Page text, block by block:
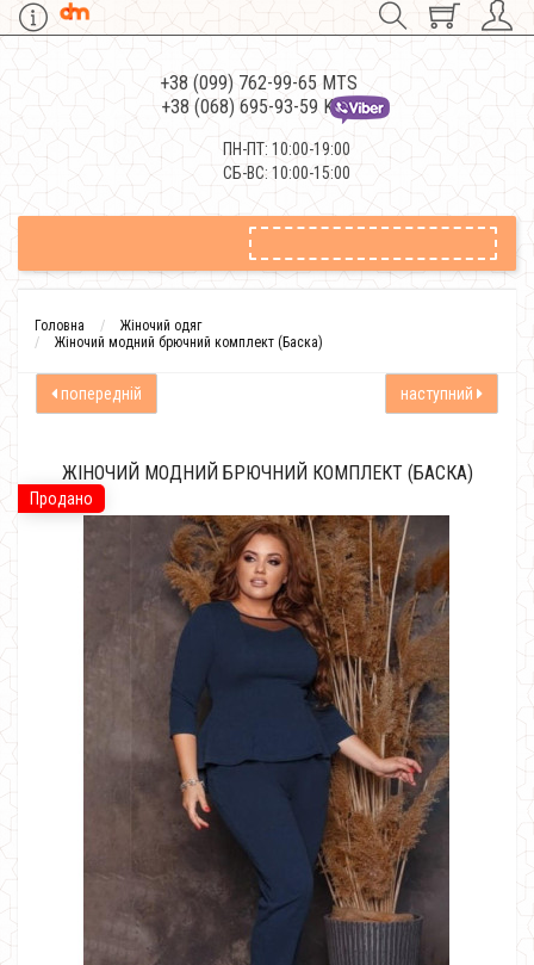
+38 (099) 762-99-65 MTS
+38 (068) 695-93-59 Kievstar
ПН-ПТ: 10:00-19:00
СБ-ВС: 10:00-15:00
Головна
Жіночий одяг
Жіночий модний брючний комплект (Баска)
попередній наступний
Продано
ЖІНОЧИЙ МОДНИЙ БРЮЧНИЙ КОМПЛЕКТ (БАСКА)